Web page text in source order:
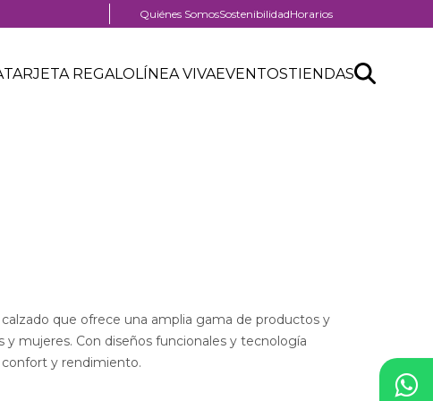
Menú
Quiénes SomosSostenibilidadHorarios
TARJETA REGALOLÍNEA VIVAEVENTOSTIENDASSearch
Buscar
que ofrece una amplia gama de productos y
y mujeres. Con diseños funcionales y tecnología
y rendimiento.